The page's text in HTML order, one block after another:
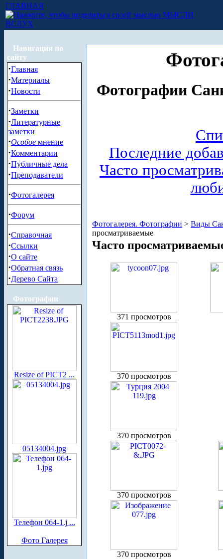
ГЛАВНАЯ
МЫСЛИ
ВСЛУХ
Навигация по
сайту
·Главная
·Материалы
·Новости
·Заметки
·Литературные
заметки
·Особое мнение
·Комментарии
·Публичные дела
·Преподаватели
·Фотогалерея
·Форум
·Справочная
·Ссылки
·О сайте
·Обратная связь
·Дерево Сайта
Фотографии
Resize of PICT2 ...
05134004.jpg
Телефон 064-1.j ...
Фото Галерея
Фотографии
Последние
Часто
Фотогалерея. Фотографии > Виды
просматриваемые
Часто
371 просмотров
370 просмотров
370 просмотров
370 просмотров
370 просмотров